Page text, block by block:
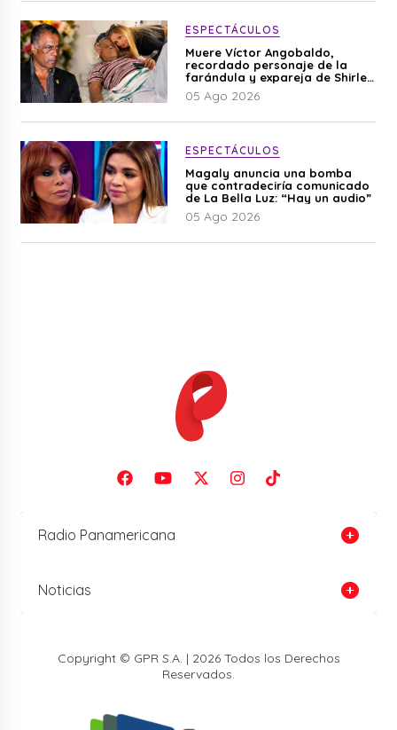
ESPECTÁCULOS
Muere Víctor Angobaldo,
recordado personaje de la
farándula y expareja de Shirley
Cherres
05 Ago 2026
ESPECTÁCULOS
Magaly anuncia una bomba
que contradeciría comunicado
de La Bella Luz: “Hay un audio”
05 Ago 2026
Radio Panamericana
Noticias
Copyright © GPR S.A. | 2026 Todos los Derechos
Reservados.